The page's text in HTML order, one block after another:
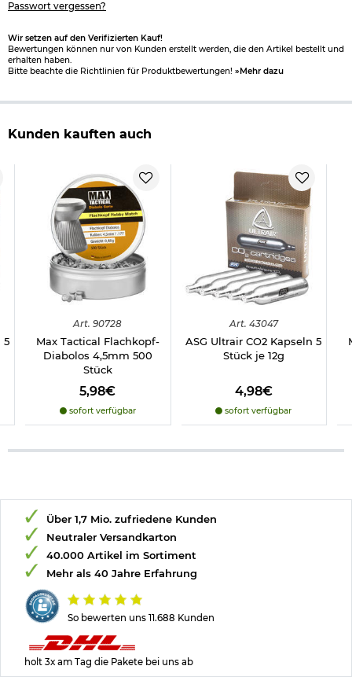
Passwort vergessen?
Wir setzen auf den Verifizierten Kauf!
Bewertungen können nur von Kunden erstellt werden, die den Artikel bestellt und
erhalten haben.
Bitte beachte die Richtlinien für Produktbewertungen! »Mehr dazu
Kunden kauften auch
5
Art. 90728
Max Tactical Flachkopf-
Diabolos 4,5mm 500
Stück
5,98€
sofort verfügbar
Art. 43047
ASG Ultrair CO2 Kapseln 5
Stück je 12g
4,98€
sofort verfügbar
So bewerten uns 11.688 Kunden
Über 1,7 Mio. zufriedene Kunden
Neutraler Versandkarton
40.000 Artikel im Sortiment
Mehr als 40 Jahre Erfahrung
holt 3x am Tag die Pakete bei uns ab